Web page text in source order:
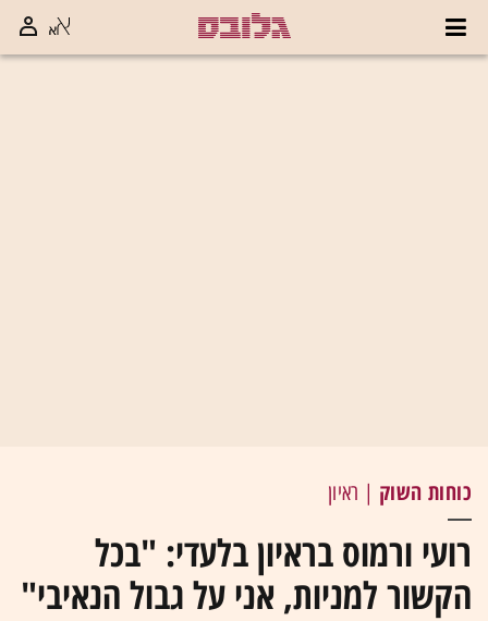
כוחות השוק | ראיון
רועי ורמוס בראיון בלעדי: "בכל
הקשור למניות, אני על גבול הנאיבי"